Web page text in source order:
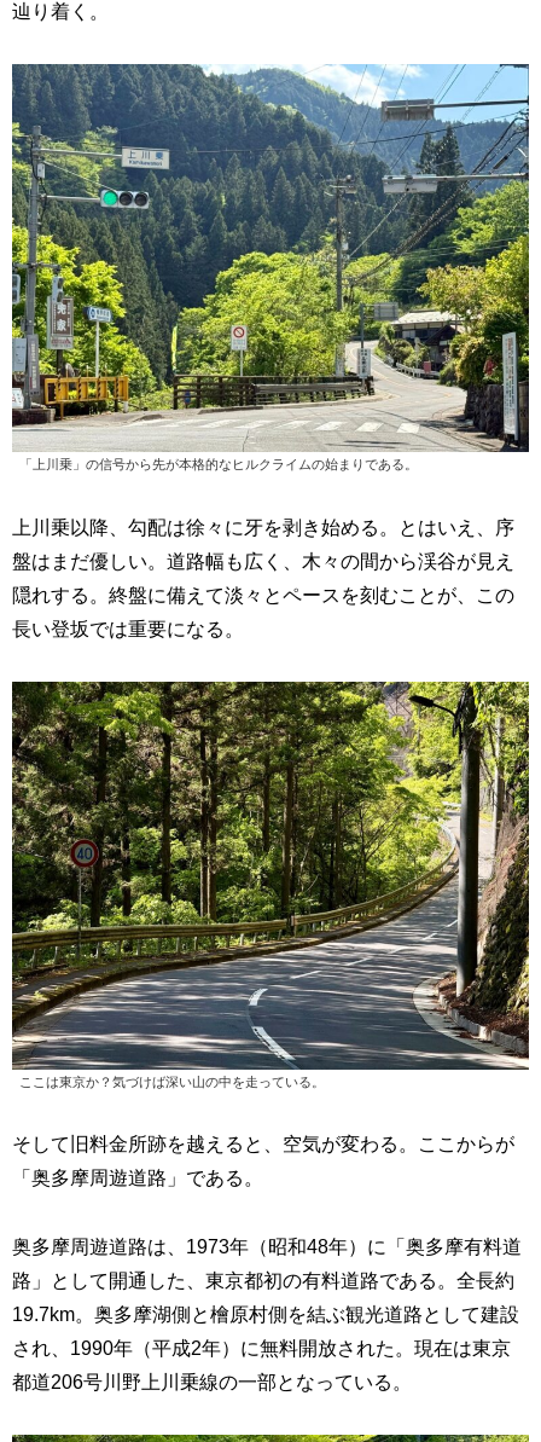
辿り着く。
「上川乗」の信号から先が本格的なヒルクライムの始まりである。
上川乗以降、勾配は徐々に牙を剥き始める。とはいえ、序
盤はまだ優しい。道路幅も広く、木々の間から渓谷が見え
隠れする。終盤に備えて淡々とペースを刻むことが、この
長い登坂では重要になる。
ここは東京か？気づけば深い山の中を走っている。
そして旧料金所跡を越えると、空気が変わる。ここからが
「奥多摩周遊道路」である。
奥多摩周遊道路は、1973年（昭和48年）に「奥多摩有料道
路」として開通した、東京都初の有料道路である。全長約
19.7km。奥多摩湖側と檜原村側を結ぶ観光道路として建設
され、1990年（平成2年）に無料開放された。現在は東京
都道206号川野上川乗線の一部となっている。